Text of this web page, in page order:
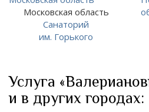
Московская область
Санаторий
им. Горького
Услуга
и в других городах: